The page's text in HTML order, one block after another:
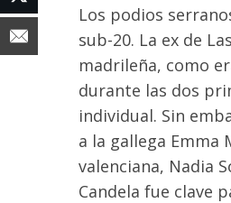
Los podios
sub-20. La ex de
madrileña, como
durante las dos
individual. Sin
a la gallega Emma
valenciana, Nadia
Candela fue clave